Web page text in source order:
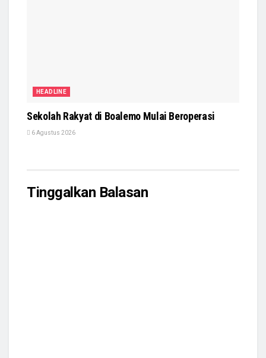
HEADLINE
Sekolah Rakyat di Boalemo Mulai Beroperasi
6 Agustus 2026
Tinggalkan Balasan